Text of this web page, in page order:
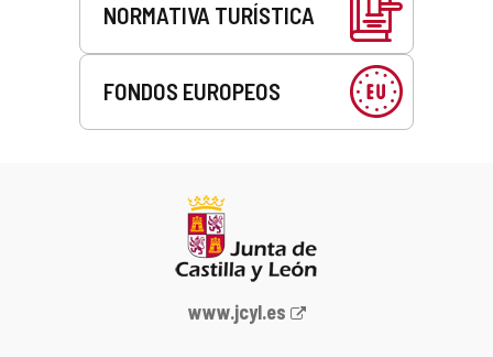
NORMATIVA TURÍSTICA
FONDOS EUROPEOS
Portal
www.jcyl.es